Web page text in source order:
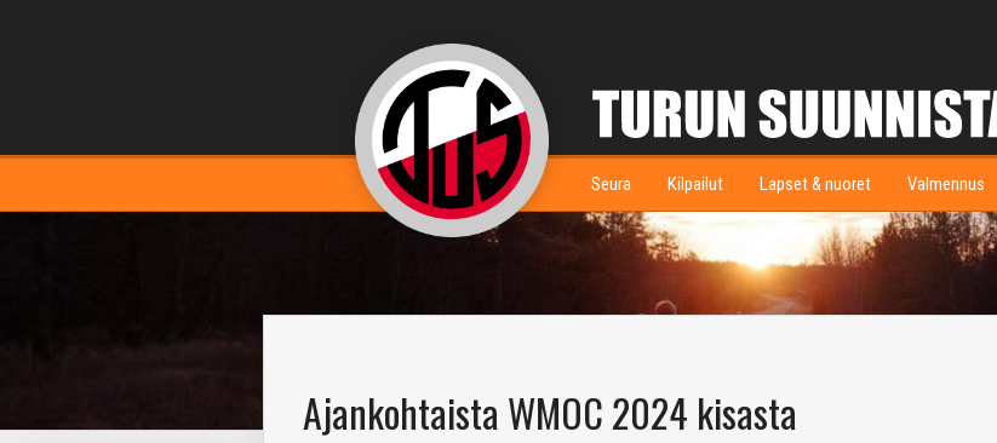
Seura Kilpailut Lapset & nuoret Valmennus
Ajankohtaista WMOC 2024 kisasta